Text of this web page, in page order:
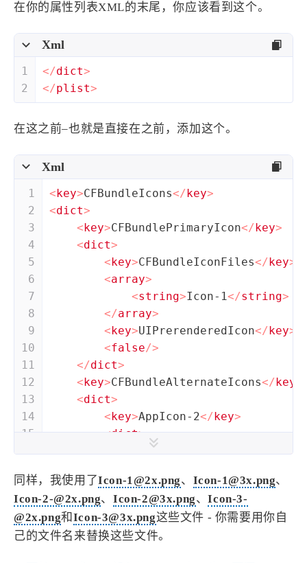
在你的属性列表XML的末尾，你应该看到这个。
Xml
1
2
</dict>
</plist>
在这之前–也就是直接在之前，添加这个。
Xml
1
2
3
4
5
6
7
8
9
10
11
12
13
14
15
18
19
20
21
<key>CFBundleIcons</key>
<dict>
<key>CFBundlePrimaryIcon</key>
<dict>
<key>CFBundleIconFiles</key>
<array>
<string>Icon-1</string>
</array>
<key>UIPrerenderedIcon</key>
<false/>
</dict>
<key>CFBundleAlternateIcons</key
<dict>
<key>AppIcon-2</key>
<dict>
key </
<string>Icon-2</
</array>
<key>UIPrerenderedIcon</
<false
同样，我使用了Icon-1@2x.png、 Icon-1@3x.png、
Icon-2-@2x.png、Icon-2@3x.png、Icon-3-
@2x.png和 Icon-3@3x.png这些文件 - 你需要用你自
己的文件名来替换这些文件。